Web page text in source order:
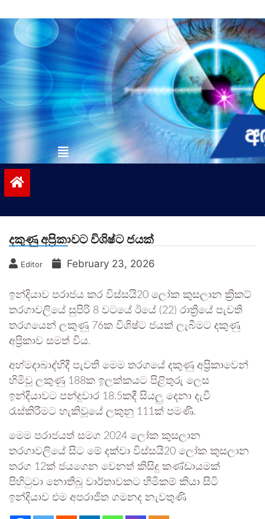
to
contentvinivida.lk
දකුණු අප්‍රිකාවට විශිෂ්ට ජයක්
Editor February 23, 2026
ඉන්දියාව පරාජය කර විස්සයි20 ලෝක කුසලාන ක්‍රිකට්
තරගාවලියේ සුපිරි 8 වටයේ ඊයේ (22) රාත්‍රියේ පැවති
තරගයෙන් ලකුණු 76ක විශිෂ්ට ජයක් ලැබීමට දකුණු
අප්‍රිකාව සමත් විය.
අහ්මදාබාද්හිදී පැවති මෙම තරගයේ දකුණු අප්‍රිකාවෙන්
හිමිවූ ලකුණු 188ක ඉලක්කයට පිළිතුරු ලෙස
ඉන්දියාවට පන්දුවාර 18.5කදී සියලු දෙනා දැවී
රැස්කිරීමට හැකිවූයේ ලකුනු 111ක් පමණි.
මෙම පරාජයත් සමග 2024 ලෝක කුසලාන
තරගාවලියේ සිට මේ දක්වා විස්සයි20 ලෝක කුසලාන
තරග 12ක් ජයගෙන වෙනත් කිසිදු කණ්ඩායමක්
පිහිටුවා නොතිබූ වාර්තාවකට හිමිකම් කියා සිටි
ඉන්දියාව එම අපරාජිත ගමනද නැවතුණි